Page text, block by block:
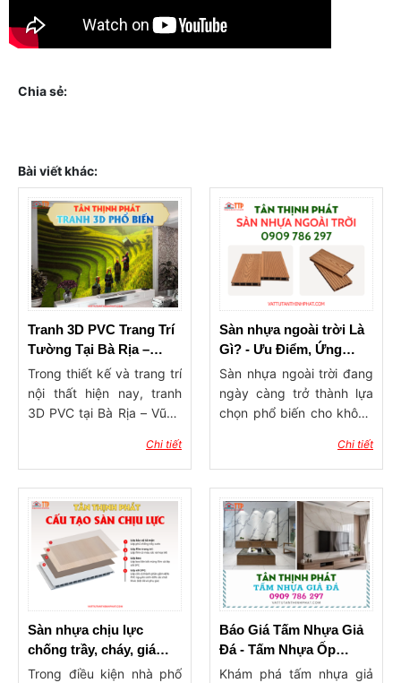
Chia sẻ:
Bài viết khác:
Tranh 3D PVC Trang Trí
Tường Tại Bà Rịa –
Vũng Tàu
Trong thiết kế và trang trí
nội thất hiện nay, tranh
3D PVC tại Bà Rịa – Vũng
xu hướng được nhiều gia
đình, quán cà phê, nhà
hàng và văn phòng lựa
chọn. Nhờ hiệu ứng hình
ảnh sống động và khả
năng tạo chiều sâu cho
không gian, tranh 3D
không chỉ giúp bức tường
trở nên nổi bật hơn mà
còn góp phần nâng cao
tính thẩm mỹ cho toàn bộ
căn phòng. Đây được
Chi tiết
Sàn nhựa ngoài trời Là
Gì? - Ưu Điểm, Ứng
Dụng và Báo Giá 2026
Sàn nhựa ngoài trời đang
ngày càng trở thành lựa
chọn phổ biến cho không
nhiều lợi ích vượt trội mà
nó mang lại. Đầu tiên, sản
phẩm này có khả năng
chống nước và chống ẩm,
giúp kéo dài tuổi thọ và
giữ cho bề mặt luôn đẹp.
Thứ hai, thiết kế đa dạng
về màu sắc và kiểu dáng
cho phép người dùng dễ
dàng lựa chọn sản phẩm
phù hợp với phong cách
kiến trúc của ngôi nhà.
Chi tiết
Sàn nhựa chịu lực
chống trầy, cháy, giá
mới nhất 2026
Trong điều kiện nhà phố
Báo Giá Tấm Nhựa Giả
Đá - Tấm Nhựa Ốp
Tường PVC Giả Đá
Khám phá tấm nhựa giả